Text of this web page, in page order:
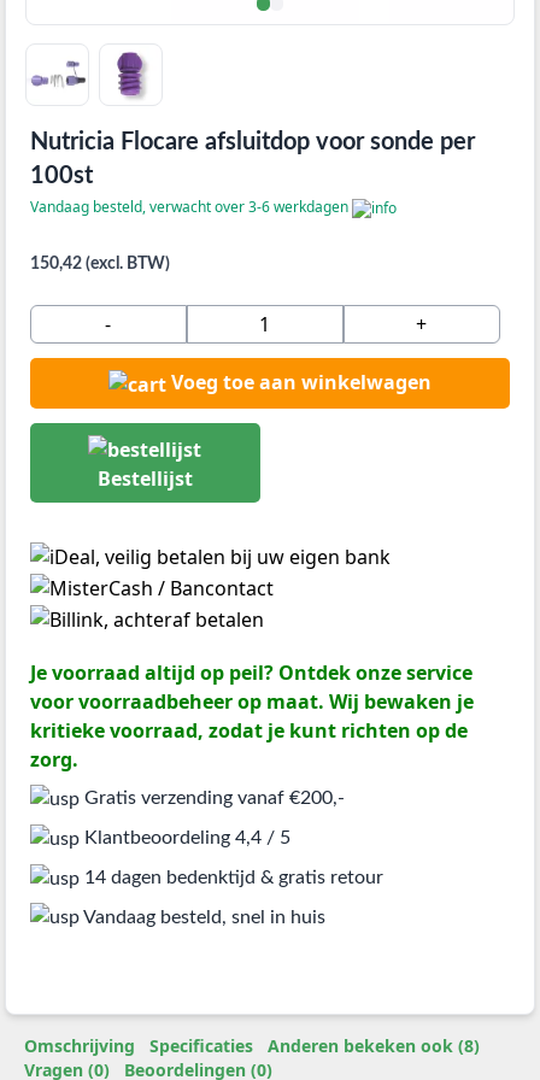
Nutricia Flocare afsluitdop voor sonde per
100st
Vandaag besteld, verwacht over 3-6 werkdagen
150,42 (excl. BTW)
- +
Voeg toe aan winkelwagen
Bestellijst
Je voorraad altijd op peil? Ontdek onze service
voor voorraadbeheer op maat. Wij bewaken je
kritieke voorraad, zodat je kunt richten op de
zorg.
Gratis verzending vanaf €200,-
Klantbeoordeling 4,4 / 5
14 dagen bedenktijd & gratis retour
Vandaag besteld, snel in huis
Omschrijving Specificaties
Anderen bekeken ook (8)
Vragen (0)
Beoordelingen (0)